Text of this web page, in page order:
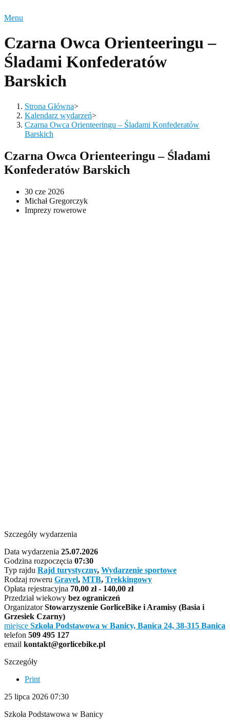
Menu
Czarna Owca Orienteeringu –
Śladami Konfederatów
Barskich
Strona Główna>
Kalendarz wydarzeń>
Czarna Owca Orienteeringu – Śladami Konfederatów
Barskich
Czarna Owca Orienteeringu – Śladami
Konfederatów Barskich
30 cze 2026
Michał Gregorczyk
Imprezy rowerowe
Szczegóły wydarzenia
Data wydarzenia 25.07.2026
Godzina rozpoczęcia 07:30
Typ rajdu Rajd turystyczny, Wydarzenie sportowe
Rodzaj roweru Gravel, MTB, Trekkingowy
Opłata rejestracyjna 70,00 zł - 140,00 zł
Przedział wiekowy bez ograniczeń
Organizator Stowarzyszenie GorliceBike i Aramisy (Basia i
Grzesiek Czarny)
miejsce Szkoła Podstawowa w Banicy, Banica 24, 38-315 Banica
telefon 509 495 127
email kontakt@gorlicebike.pl
Szczegóły
Print
25 lipca 2026 07:30
Szkoła Podstawowa w Banicy